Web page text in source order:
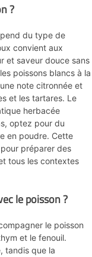
?
du type de
convient aux
et saveur douce sans
poissons blancs à la
note citronnée et
et les tartares. Le
herbacée
optez pour du
en poudre. Cette
préparer des
tous les contextes
le poisson ?
le poisson
et le fenouil.
tandis que la